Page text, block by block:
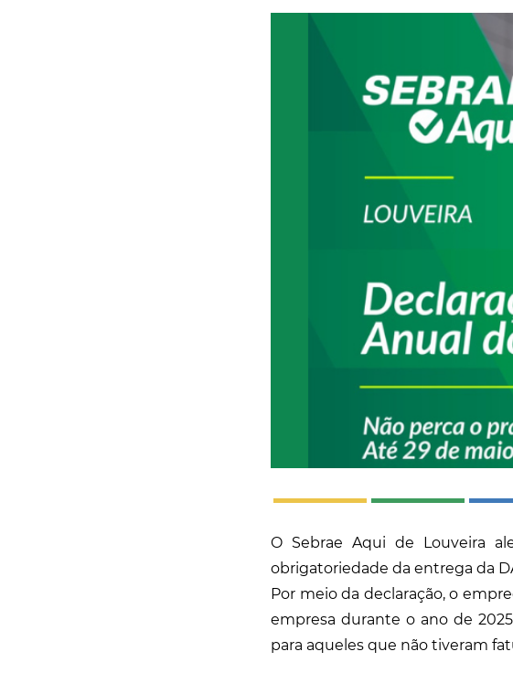
O Sebrae Aqui de Louveira
obrigatoriedade da entrega da
Por meio da declaração, o
empresa durante o ano de
para aqueles que não tiveram